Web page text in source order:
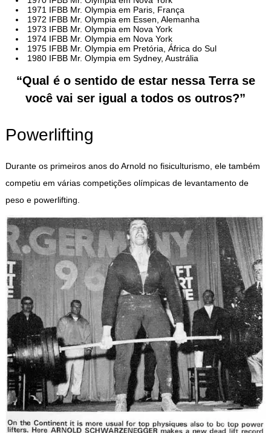
1971 IFBB Mr. Olympia em Paris, França
1972 IFBB Mr. Olympia em Essen, Alemanha
1973 IFBB Mr. Olympia em Nova York
1974 IFBB Mr. Olympia em Nova York
1975 IFBB Mr. Olympia em Pretória, África do Sul
1980 IFBB Mr. Olympia em Sydney, Austrália
“Qual é o sentido de estar nessa Terra se
você vai ser igual a todos os outros?”
Powerlifting
Durante os primeiros anos do Arnold no fisiculturismo, ele também
competiu em várias competições olímpicas de levantamento de
peso e powerlifting.